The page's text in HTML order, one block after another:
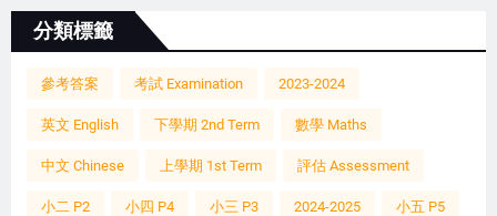
分類標籤
參考答案 考試 Examination 2023-2024
英文 English 下學期 2nd Term 數學 Maths
中文 Chinese 上學期 1st Term 評估 Assessment
小二 P2 小四 P4 小三 P3 2024-2025 小五 P5